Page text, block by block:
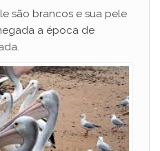
são brancos e sua pele
a época de